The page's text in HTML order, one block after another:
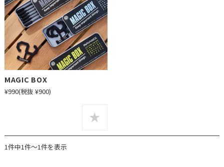
MAGIC BOX
¥990(税抜 ¥900)
1件中1件～1件を表示